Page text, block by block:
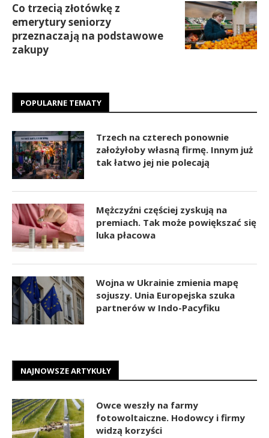
Co trzecią złotówkę z
emerytury seniorzy
przeznaczają na podstawowe
zakupy
POPULARNE TEMATY
Trzech na czterech ponownie
założyłoby własną firmę. Innym już
tak łatwo jej nie polecają
Mężczyźni częściej zyskują na
premiach. Tak może powiększać się
luka płacowa
Wojna w Ukrainie zmienia mapę
sojuszy. Unia Europejska szuka
partnerów w Indo-Pacyfiku
NAJNOWSZE ARTYKUŁY
Owce weszły na farmy
fotowoltaiczne. Hodowcy i firmy
widzą korzyści